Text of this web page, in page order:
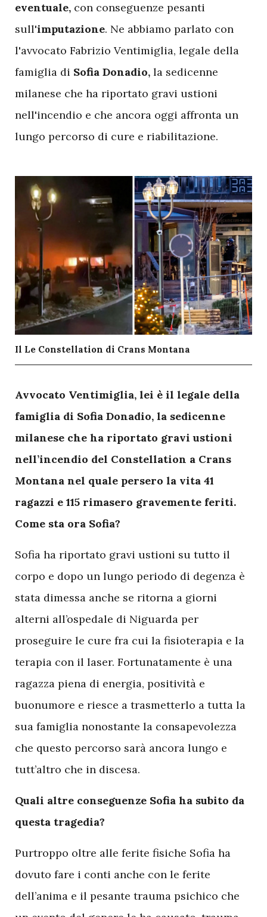
eventuale, con conseguenze pesanti
sull'imputazione. Ne abbiamo parlato con
l'avvocato Fabrizio Ventimiglia, legale della
famiglia di Sofia Donadio, la sedicenne
milanese che ha riportato gravi ustioni
nell'incendio e che ancora oggi affronta un
lungo percorso di cure e riabilitazione.
Il Le Constellation di Crans Montana
Avvocato Ventimiglia, lei è il legale della
famiglia di Sofia Donadio, la sedicenne
milanese che ha riportato gravi ustioni
nell’incendio del Constellation a Crans
Montana nel quale persero la vita 41
ragazzi e 115 rimasero gravemente feriti.
Come sta ora Sofia?
Sofia ha riportato gravi ustioni su tutto il
corpo e dopo un lungo periodo di degenza è
stata dimessa anche se ritorna a giorni
alterni all’ospedale di Niguarda per
proseguire le cure fra cui la fisioterapia e la
terapia con il laser. Fortunatamente è una
ragazza piena di energia, positività e
buonumore e riesce a trasmetterlo a tutta la
sua famiglia nonostante la consapevolezza
che questo percorso sarà ancora lungo e
tutt’altro che in discesa.
Quali altre conseguenze Sofia ha subito da
questa tragedia?
Purtroppo oltre alle ferite fisiche Sofia ha
dovuto fare i conti anche con le ferite
dell’anima e il pesante trauma psichico che